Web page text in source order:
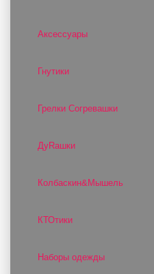
Аксессуары
Гнутики
Грелки Согревашки
ДуRашки
Колбаскин&Мышель
КТОтики
Наборы одежды